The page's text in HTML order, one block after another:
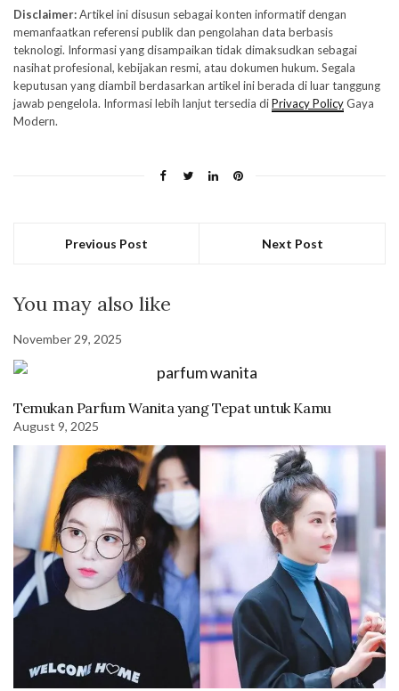
Disclaimer:Artikel ini disusun sebagai konten informatif dengan
memanfaatkan referensi publik dan pengolahan data berbasis
teknologi. Informasi yang disampaikan tidak dimaksudkan sebagai
nasihat profesional, kebijakan resmi, atau dokumen hukum. Segala
keputusan yang diambil berdasarkan artikel ini berada di luar tanggung
jawab pengelola. Informasi lebih lanjut tersedia diPrivacy PolicyGaya
Modern.
Previous Post Next Post
You may also like
November 29, 2025
Temukan Parfum Wanita yang Tepat untuk Kamu
August 9, 2025